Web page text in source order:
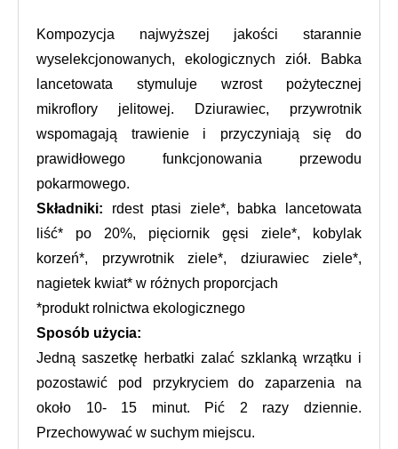
Kompozycja najwyższej jakości starannie
wyselekcjonowanych, ekologicznych ziół. Babka
lancetowata stymuluje wzrost pożytecznej
mikroflory jelitowej. Dziurawiec, przywrotnik
wspomagają trawienie i przyczyniają się do
prawidłowego funkcjonowania przewodu
pokarmowego.
Składniki: rdest ptasi ziele*, babka lancetowata
liść* po 20%, pięciornik gęsi ziele*, kobylak
korzeń*, przywrotnik ziele*, dziurawiec ziele*,
nagietek kwiat* w różnych proporcjach
*produkt rolnictwa ekologicznego
Sposób użycia:
Jedną saszetkę herbatki zalać szklanką wrzątku i
pozostawić pod przykryciem do zaparzenia na
około 10- 15 minut. Pić 2 razy dziennie.
Przechowywać w suchym miejscu.